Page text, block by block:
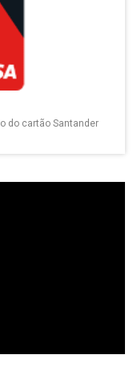
do cartão Santander